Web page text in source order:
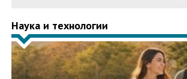
Наука и технологии